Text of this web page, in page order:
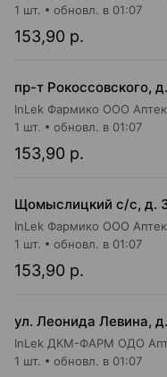
153,90 р.
1 шт. обновл. в 01:07
пр-т Рокоссовского,
InLek Фармико ООО
153,90 р.
1 шт. обновл. в 01:07
InLek Фармико ООО
153,90 р.
1 шт. обновл. в 01:07
ул. Леонида Левина,
InLek ДКМ-ФАРМ ОДО
1 шт. обновл. в 01:07